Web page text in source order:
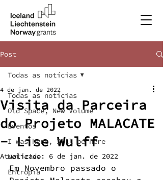
Post
Todas as notícias
Old Space, New Volume
Eventos
I was here, I'll be here
Notícias
Entropia
Todas as notícias
Visita da Parceira
do Projeto MALACATE
- Lise Wulff
4 de jan. de 2022
Atualizado: 6 de jan. de 2022
Em Novembro passado o